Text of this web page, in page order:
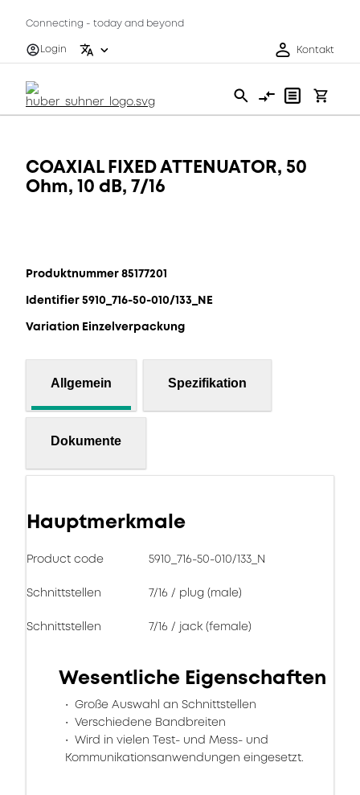
Connecting - today and beyond
Login
Kontakt
COAXIAL FIXED ATTENUATOR, 50
Ohm, 10 dB, 7/16
Produktnummer 85177201
Identifier 5910_716-50-010/133_NE
Variation Einzelverpackung
Allgemein Spezifikation
Dokumente
Hauptmerkmale
Product code 5910_716-50-010/133_N
Schnittstellen 7/16 / plug (male)
Schnittstellen 7/16 / jack (female)
Wesentliche Eigenschaften
Große Auswahl an Schnittstellen
Verschiedene Bandbreiten
Wird in vielen Test- und Mess- und
Kommunikationsanwendungen eingesetzt.